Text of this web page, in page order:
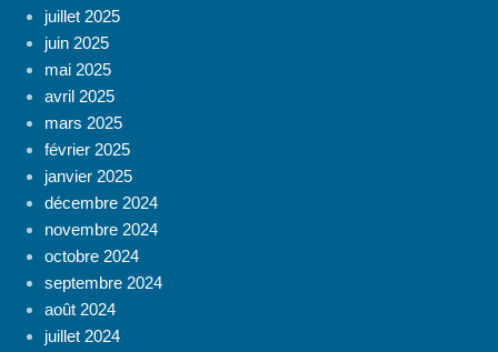
juillet 2025
juin 2025
mai 2025
avril 2025
mars 2025
février 2025
janvier 2025
décembre 2024
novembre 2024
octobre 2024
septembre 2024
août 2024
juillet 2024